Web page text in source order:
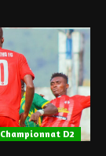
Championnat D2